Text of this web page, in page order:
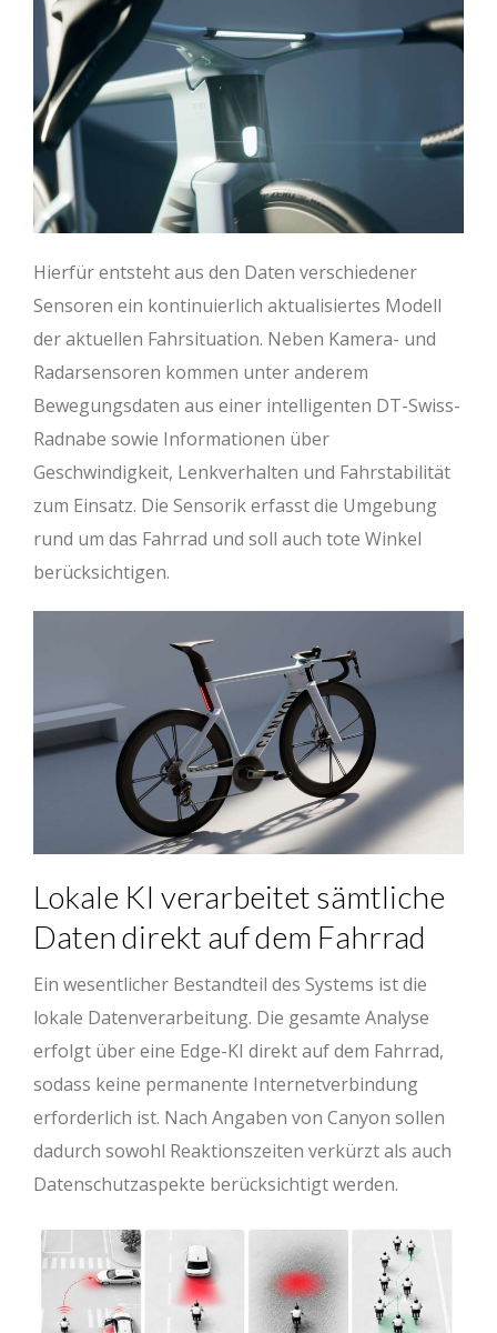
Hierfür entsteht aus den Daten verschiedener
Sensoren ein kontinuierlich aktualisiertes Modell
der aktuellen Fahrsituation. Neben Kamera- und
Radarsensoren kommen unter anderem
Bewegungsdaten aus einer intelligenten DT-Swiss-
Radnabe sowie Informationen über
Geschwindigkeit, Lenkverhalten und Fahrstabilität
zum Einsatz. Die Sensorik erfasst die Umgebung
rund um das Fahrrad und soll auch tote Winkel
berücksichtigen.
Lokale KI verarbeitet sämtliche
Daten direkt auf dem Fahrrad
Ein wesentlicher Bestandteil des Systems ist die
lokale Datenverarbeitung. Die gesamte Analyse
erfolgt über eine Edge-KI direkt auf dem Fahrrad,
sodass keine permanente Internetverbindung
erforderlich ist. Nach Angaben von Canyon sollen
dadurch sowohl Reaktionszeiten verkürzt als auch
Datenschutzaspekte berücksichtigt werden.